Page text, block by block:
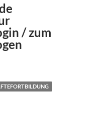
/ zum